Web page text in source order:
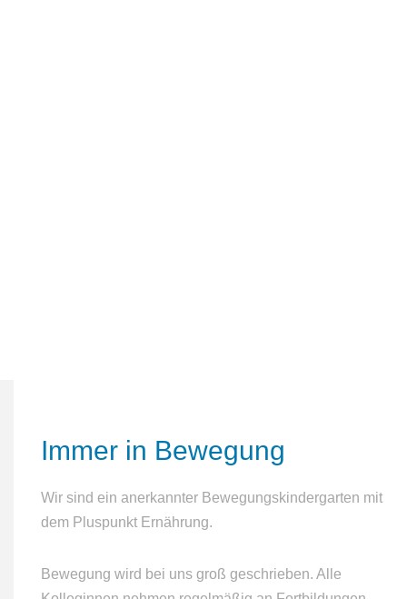
Immer in Bewegung
Wir sind ein anerkannter Bewegungskindergarten mit
dem Pluspunkt Ernährung.
Bewegung wird bei uns groß geschrieben. Alle